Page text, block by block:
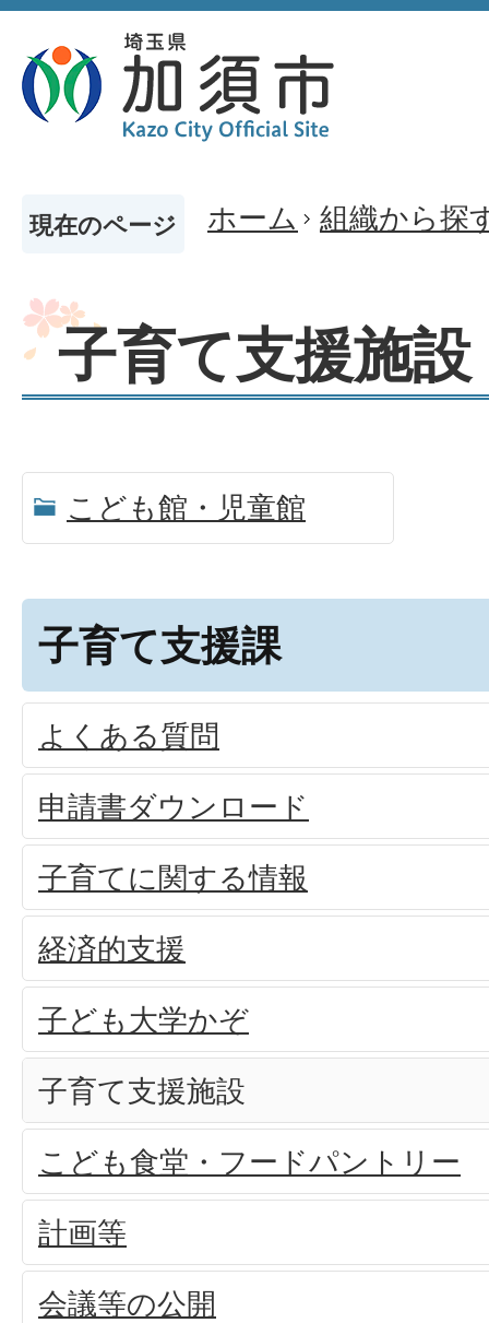
現在のページ ホーム 組織から探
子育て支援施設
こども館・児童館
子育て支援課
よくある質問
申請書ダウンロード
子育てに関する情報
経済的支援
子ども大学かぞ
子育て支援施設
こども食堂・フードパントリー
計画等
会議等の公開